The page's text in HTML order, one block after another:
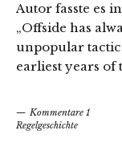
Autor fasste es
„Offside has
unpopular
earliest years of
Kommentare 1
Regelgeschichte